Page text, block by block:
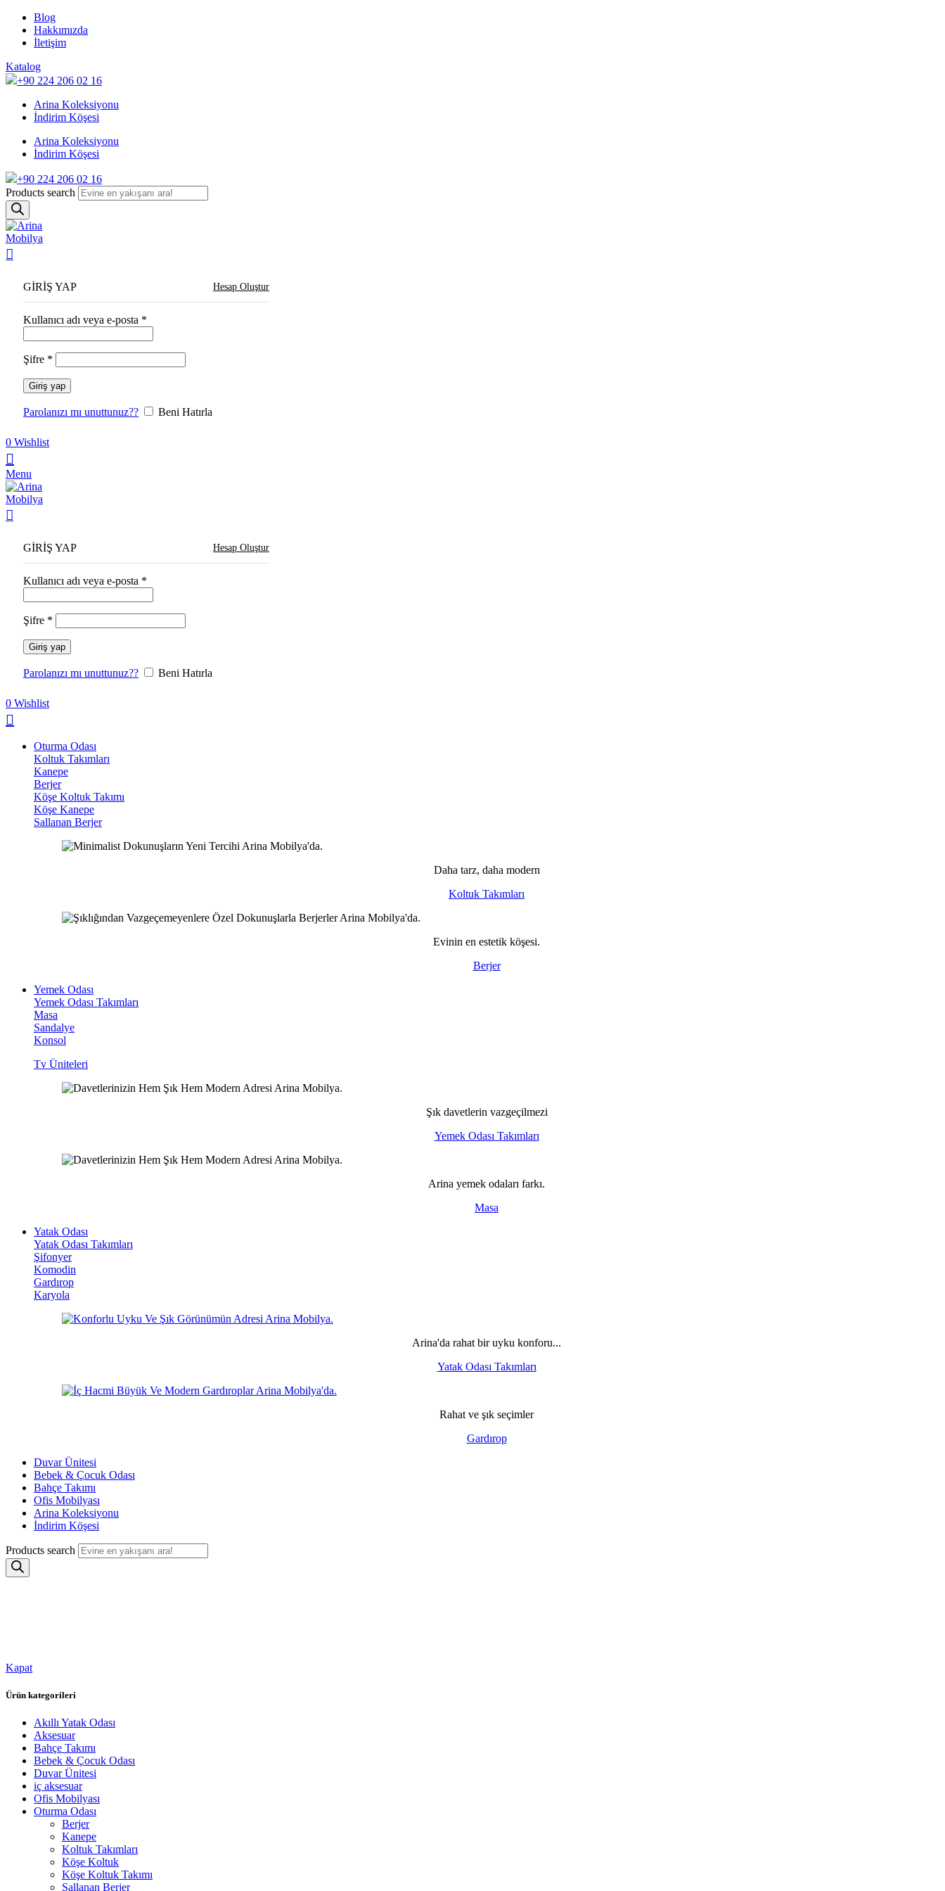
Blog
Hakkımızda
İletişim
Katalog
+90 224 206 02 16
Arina Koleksiyonu
İndirim Köşesi
Arina Koleksiyonu
İndirim Köşesi
+90 224 206 02 16
Products search
GIRIŞ YAP Hesap Oluştur
Kullanıcı adı veya e-posta *
Şifre *
Giriş yap
Parolanızı mı unuttunuz?? Beni Hatırla
0 Wishlist
Menu
GIRIŞ YAP Hesap Oluştur
Kullanıcı adı veya e-posta *
Şifre *
Giriş yap
Parolanızı mı unuttunuz?? Beni Hatırla
0 Wishlist
Oturma Odası
Koltuk Takımları
Kanepe
Berjer
Köşe Koltuk Takımı
Köşe Kanepe
Sallanan Berjer
Daha tarz, daha modern
Koltuk Takımları
Evinin en estetik köşesi.
Berjer
Yemek Odası
Yemek Odası Takımları
Masa
Sandalye
Konsol
Tv Üniteleri
Şık davetlerin vazgeçilmezi
Yemek Odası Takımları
Arina yemek odaları farkı.
Masa
Yatak Odası
Yatak Odası Takımları
Şifonyer
Komodin
Gardırop
Karyola
Arina'da rahat bir uyku konforu...
Yatak Odası Takımları
Rahat ve şık seçimler
Gardırop
Duvar Ünitesi
Bebek & Çocuk Odası
Bahçe Takımı
Ofis Mobilyası
Arina Koleksiyonu
İndirim Köşesi
Products search
Kapat
Ürün kategorileri
Akıllı Yatak Odası
Aksesuar
Bahçe Takımı
Bebek & Çocuk Odası
Duvar Ünitesi
iç aksesuar
Ofis Mobilyası
Oturma Odası
Berjer
Kanepe
Koltuk Takımları
Köşe Koltuk
Köşe Koltuk Takımı
Sallanan Berjer